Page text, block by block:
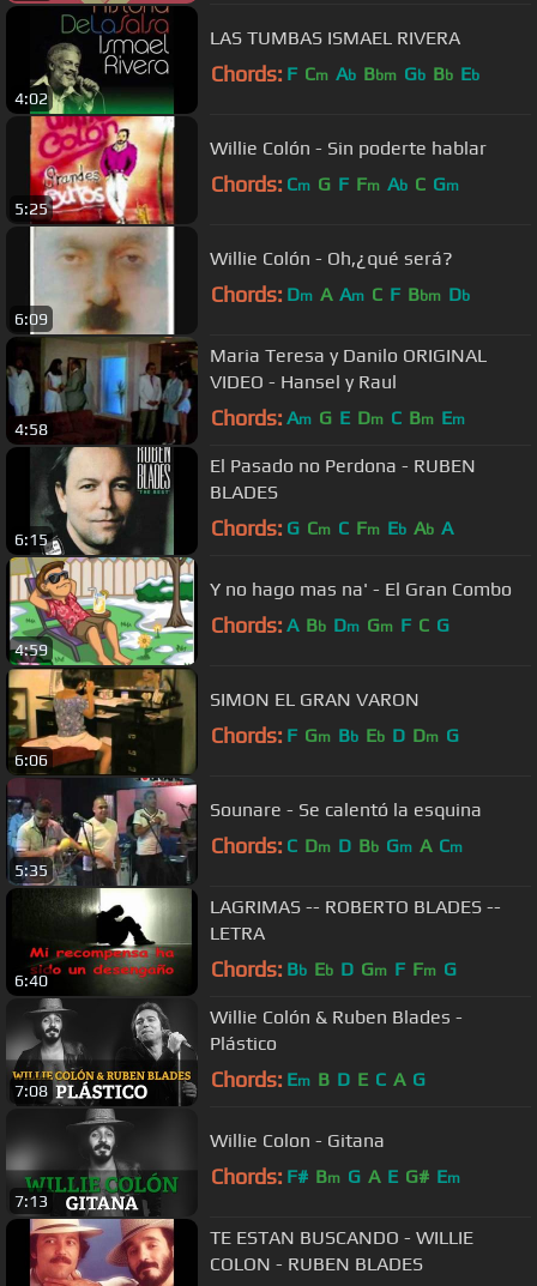
4:02
LAS TUMBAS ISMAEL RIVERA
Chords: F Cm Ab Bbm Gb Bb Eb
5:25
Willie Colón - Sin poderte hablar
Chords: Cm G F Fm Ab C Gm
6:09
Willie Colón - Oh,¿qué será?
Chords: Dm A Am C F Bbm Db
4:58
Maria Teresa y Danilo ORIGINAL
VIDEO - Hansel y Raul
Chords: Am G E Dm C Bm Em
6:15
El Pasado no Perdona - RUBEN
BLADES
Chords: G Cm C Fm Eb Ab A
4:59
Y no hago mas na' - El Gran Combo
Chords: A Bb Dm Gm F C G
6:06
SIMON EL GRAN VARON
Chords: F Gm Bb Eb D Dm G
5:35
Sounare - Se calentó la esquina
Chords: C Dm D Bb Gm A Cm
6:40
LAGRIMAS -- ROBERTO BLADES --
LETRA
Chords: Bb Eb D Gm F Fm G
7:08
Willie Colón & Ruben Blades -
Plástico
Chords: Em B D E C A G
7:13
Willie Colon - Gitana
Chords: F# Bm G A E G# Em
TE ESTAN BUSCANDO - WILLIE
COLON - RUBEN BLADES